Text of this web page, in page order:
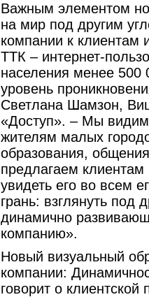
Важным элементом
на мир под другим
компании к клиентам
ТТК – интернет-
населения менее 500
уровень
Светлана Шамзон,
«Доступ». – Мы
жителям малых
образования,
предлагаем клиентам
увидеть его во всем
грань: взглянуть
динамично
компанию».
Новый визуальный
компании:
говорит о